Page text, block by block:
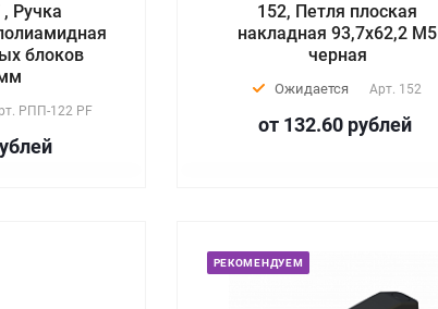
Ручка
блоков
РПП-122 PF
лей
152, Петля плоская
накладная 93,7х62,2 М5
черная
Ожидается Арт. 152
от 132.60 рублей
РЕКОМЕНДУЕМ